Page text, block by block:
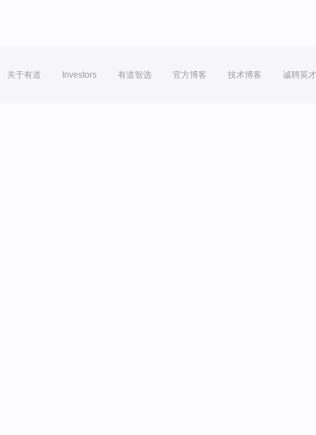
关于有道 Investors 有道智选 官方博客 技术博客 诚聘英才